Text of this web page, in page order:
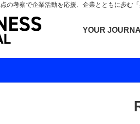
の考察で企業活動を応援、企業とともに歩む
YOUR
BUSINESS
IVS JOURNAL